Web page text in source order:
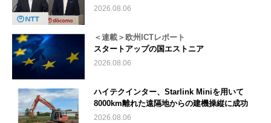
2026.08.06
＜連載＞欧州ICTレポート
スタートアップの国エストニア
2026.08.06
ハイテクインター、Starlink Miniを用いて
8000km離れた遠隔地からの建機操縦に成功
2026.08.06